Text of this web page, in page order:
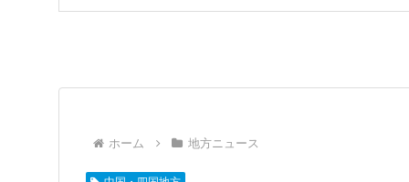
ホーム 地方ニュース